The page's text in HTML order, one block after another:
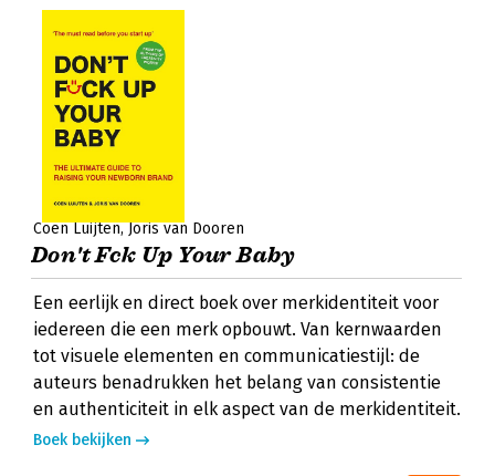
Coen Luijten Joris van Dooren
Don't Fck Up Your Baby
Een eerlijk en direct boek over merkidentiteit voor
iedereen die een merk opbouwt. Van kernwaarden
tot visuele elementen en communicatiestijl: de
auteurs benadrukken het belang van consistentie
en authenticiteit in elk aspect van de merkidentiteit.
Boek bekijken